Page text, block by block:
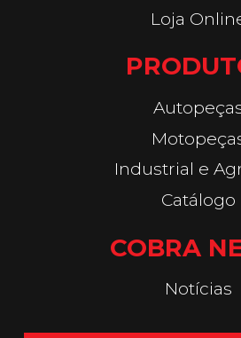
Loja
Industrial e
Catálogo
COBRA
Notícias